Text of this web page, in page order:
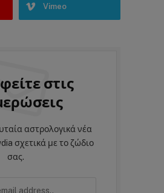
Vimeo
στις
αστρολογικά νέα
σχετικά με το ζώδιο
σας.